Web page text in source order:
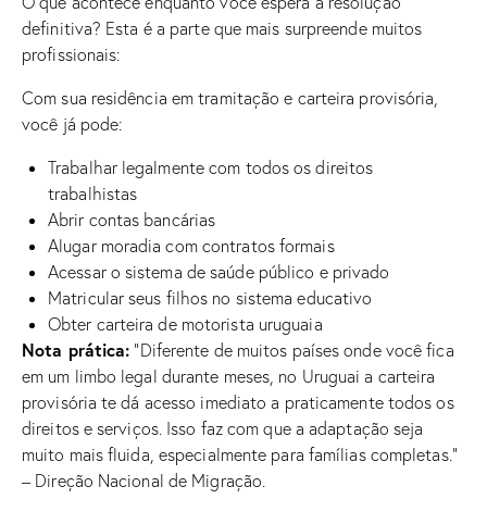
definitiva? Esta é a parte que mais surpreende muitos
profissionais:
Com sua residência em tramitação e carteira provisória,
você já pode:
Trabalhar legalmente com todos os direitos
trabalhistas
Abrir contas bancárias
Alugar moradia com contratos formais
Acessar o sistema de saúde público e privado
Matricular seus filhos no sistema educativo
Obter carteira de motorista uruguaia
Nota prática: “Diferente de muitos países onde você fica
em um limbo legal durante meses, no Uruguai a carteira
provisória te dá acesso imediato a praticamente todos os
direitos e serviços. Isso faz com que a adaptação seja
muito mais fluida, especialmente para famílias completas.”
– Direção Nacional de Migração.